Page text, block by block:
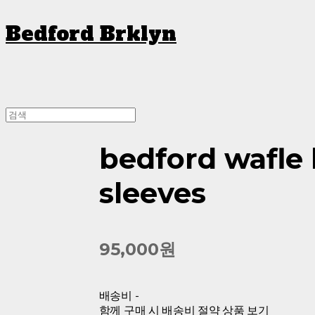
Bedford Brklyn
bedford wafle
sleeves
95,000원
배송비 -
함께 구매 시 배송비 절약 상품 보기